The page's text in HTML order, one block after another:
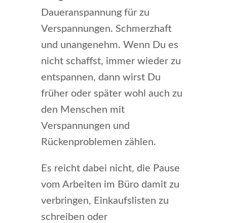
Daueranspannung für zu
Verspannungen. Schmerzhaft
und unangenehm. Wenn Du es
nicht schaffst, immer wieder zu
entspannen, dann wirst Du
früher oder später wohl auch zu
den Menschen mit
Verspannungen und
Rückenproblemen zählen.
Es reicht dabei nicht, die Pause
vom Arbeiten im Büro damit zu
verbringen, Einkaufslisten zu
schreiben oder